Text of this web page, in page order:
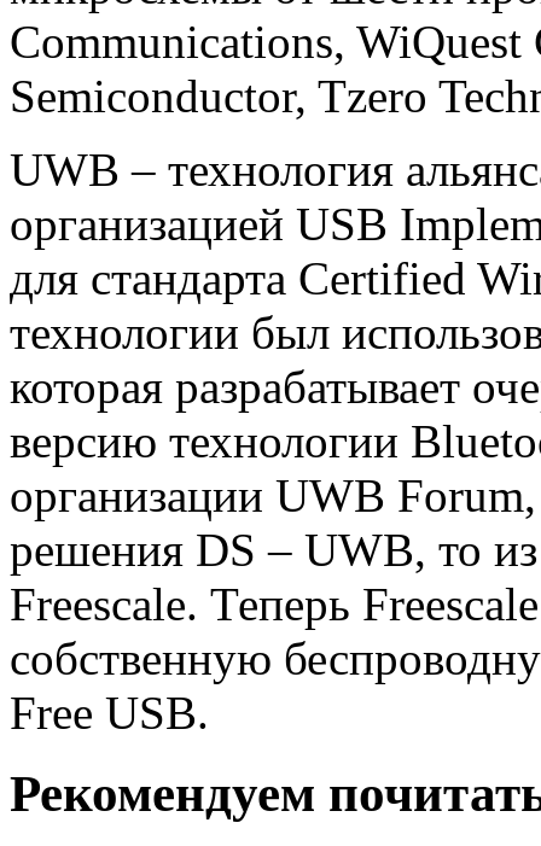
Communications,
Semiconductor, Tzero
UWB – технология
организацией USB
для стандарта Certified
технологии был
которая разрабатывает
версию технологии
организации UWB Forum,
решения DS – UWB, то
Freescale. Теперь
собственную
Free USB.
Рекомендуем